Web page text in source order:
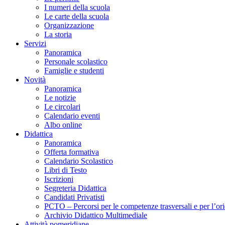
I numeri della scuola
Le carte della scuola
Organizzazione
La storia
Servizi
Panoramica
Personale scolastico
Famiglie e studenti
Novità
Panoramica
Le notizie
Le circolari
Calendario eventi
Albo online
Didattica
Panoramica
Offerta formativa
Calendario Scolastico
Libri di Testo
Iscrizioni
Segreteria Didattica
Candidati Privatisti
PCTO – Percorsi per le competenze trasversali e per
Archivio Didattico Multimediale